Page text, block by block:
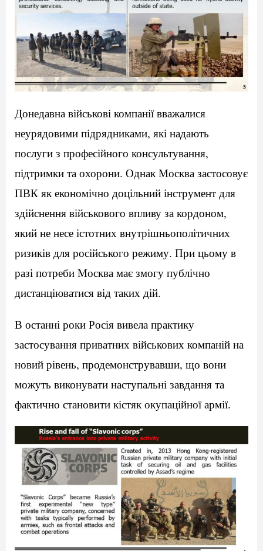
Донедавна військові компанії вважалися
неурядовими підрядниками, які надають
послуги з професійного консультування,
підтримки та охорони. Однак Москва застосовує
ПВК як економічно доцільний інструмент для
здійснення військового впливу за кордоном,
який не несе істотних внутрішньополітичних
ризиків для російського режиму. При цьому в
разі потреби Москва має змогу публічно
дистанціюватися від таких дій.
В останні роки Росія вивела практику
застосування приватних військових компаній на
новий рівень, продемонструвавши, що вони
можуть виконувати наступальні завдання та
фактично становити кістяк окупаційної армії.